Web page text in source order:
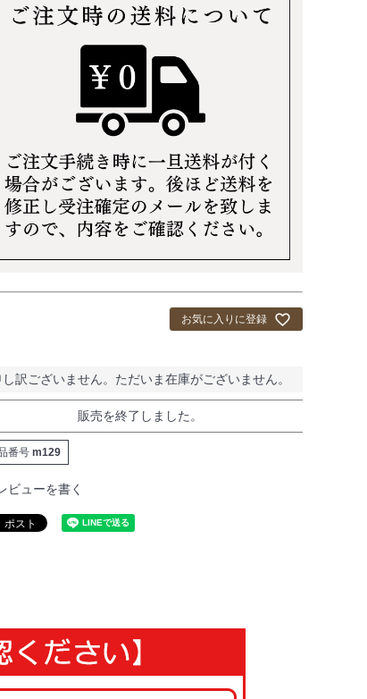
お気に入りに登録
し訳ございません。ただいま在庫がございません。
販売を終了しました。
番号 m129
ビューを書く